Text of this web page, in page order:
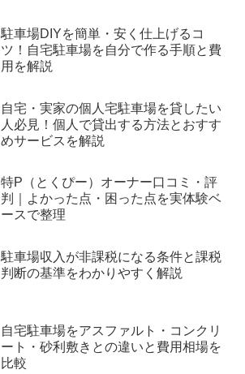
駐車場DIYを簡単・安く仕上げるコ
ツ！自宅駐車場を自分で作る手順と費
用を解説
自宅・実家の個人宅駐車場を貸したい
人必見！個人で貸出する方法とおすす
めサービスを解説
特P（とくぴー）オーナー口コミ・評
判｜よかった点・困った点を実体験ベ
ースで整理
駐車場収入が非課税になる条件と課税
判断の基準をわかりやすく解説
自宅駐車場をアスファルト・コンクリ
ート・砂利敷きとの違いと費用相場を
比較